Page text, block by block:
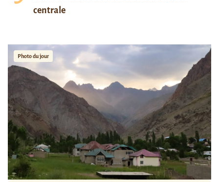
centrale
Photo du jour